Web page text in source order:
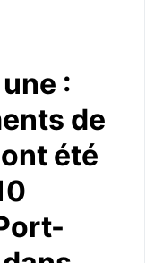
:
de
été